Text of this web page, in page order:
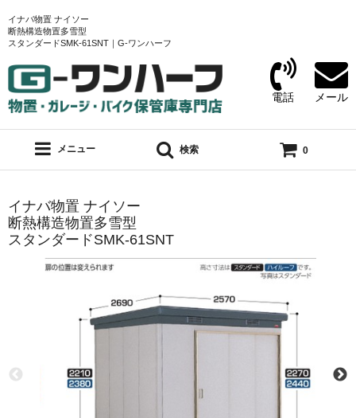
イナバ物置 ナイソー
断熱構造物置多雪型
スタンダードSMK-61SNT｜G-ワンハーフ
電話 メール
メニュー 検索 0
イナバ物置 ナイソー
断熱構造物置多雪型
スタンダードSMK-61SNT